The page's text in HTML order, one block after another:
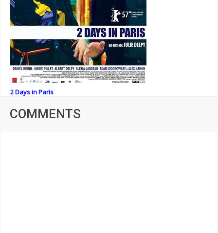
2 Days in Paris
COMMENTS